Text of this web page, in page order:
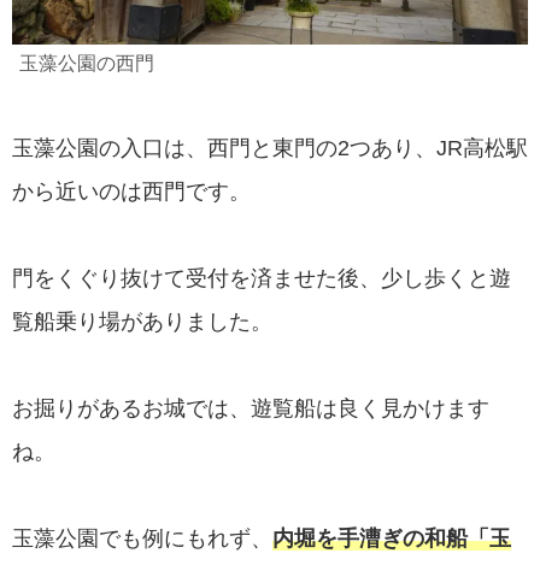
玉藻公園の西門
玉藻公園の入口は、西門と東門の2つあり、JR高松駅
から近いのは西門です。
門をくぐり抜けて受付を済ませた後、少し歩くと遊
覧船乗り場がありました。
お掘りがあるお城では、遊覧船は良く見かけます
ね。
玉藻公園でも例にもれず、 内堀を手漕ぎの和船「玉